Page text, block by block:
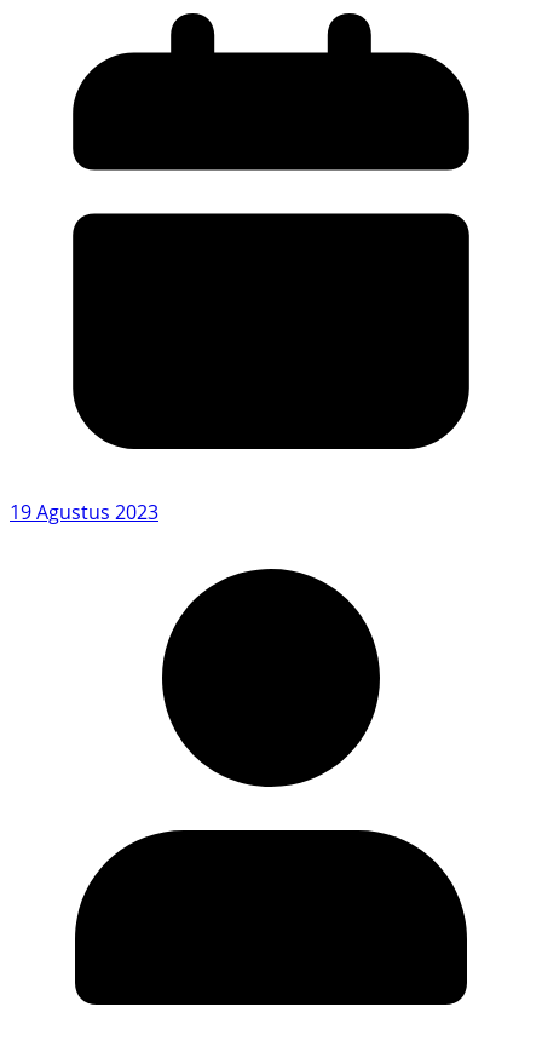
19 Agustus 2023